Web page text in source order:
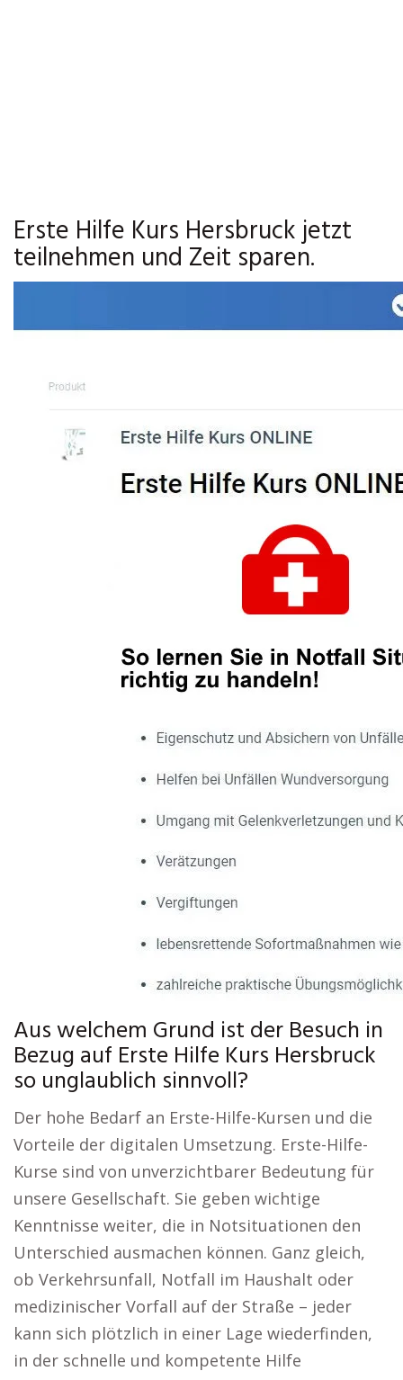
Erste Hilfe Kurs Hersbruck jetzt
teilnehmen und Zeit sparen.
Aus welchem Grund ist der Besuch in
Bezug auf Erste Hilfe Kurs Hersbruck
so unglaublich sinnvoll?
Der hohe Bedarf an Erste-Hilfe-Kursen und die
Vorteile der digitalen Umsetzung. Erste-Hilfe-
Kurse sind von unverzichtbarer Bedeutung für
unsere Gesellschaft. Sie geben wichtige
Kenntnisse weiter, die in Notsituationen den
Unterschied ausmachen können. Ganz gleich,
ob Verkehrsunfall, Notfall im Haushalt oder
medizinischer Vorfall auf der Straße – jeder
kann sich plötzlich in einer Lage wiederfinden,
in der schnelle und kompetente Hilfe